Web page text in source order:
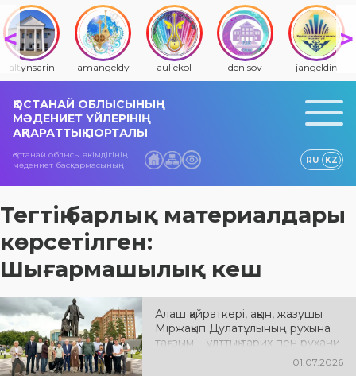
altynsarin amangeldy auliekol denisov jangeldin
ҚОСТАНАЙ ОБЛЫСЫНЫҢ
МӘДЕНИЕТ ҮЙЛЕРІНІҢ
АҚПАРАТТЫҚ ПОРТАЛЫ
Қостанай облысы әкімдігінің
мәдениет басқармасының
RU KZ
Тегтің барлық материалдары
көрсетілген:
Шығармашылық кеш
Алаш қайраткері, ақын, жазушы
Міржақып Дулатұлының рухына
тағзым – ұлттық тарих пен рухани
мұраға деген құрметтің белгісі
01.07.2026